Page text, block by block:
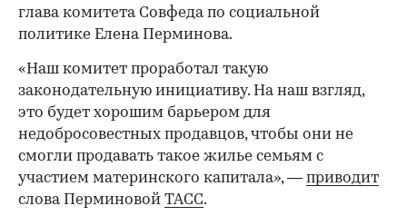
глава комитета Совфеда по социальной
политике Елена Перминова.
«Наш комитет проработал такую
законодательную инициативу. На наш взгляд,
это будет хорошим барьером для
недобросовестных продавцов, чтобы они не
смогли продавать такое жилье семьям с
участием материнского капитала», — приводит
слова Перминовой ТАСС.